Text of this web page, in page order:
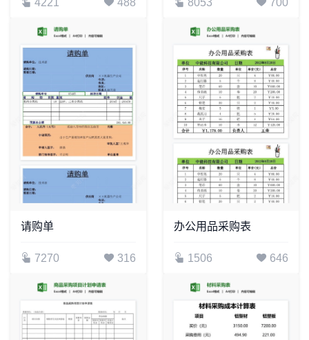
4221 488 8053 700
请购单
7270 316
办公用品采购表
1506 646